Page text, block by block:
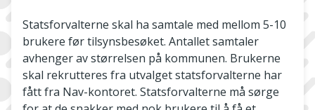
Statsforvalterne skal ha samtale med mellom 5-10
brukere før tilsynsbesøket. Antallet samtaler
avhenger av størrelsen på kommunen. Brukerne
skal rekrutteres fra utvalget statsforvalterne har
fått fra Nav-kontoret. Statsforvalterne må sørge